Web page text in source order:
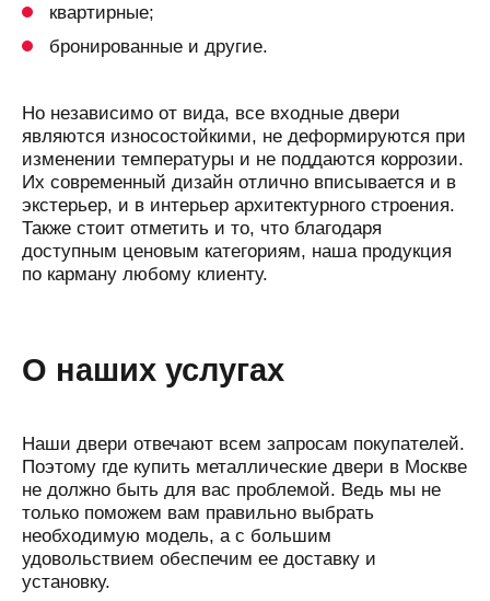
квартирные;
бронированные и другие.
Но независимо от вида, все входные двери
являются износостойкими, не деформируются при
изменении температуры и не поддаются коррозии.
Их современный дизайн отлично вписывается и в
экстерьер, и в интерьер архитектурного строения.
Также стоит отметить и то, что благодаря
доступным ценовым категориям, наша продукция
по карману любому клиенту.
О наших услугах
Наши двери отвечают всем запросам покупателей.
Поэтому где купить металлические двери в Москве
не должно быть для вас проблемой. Ведь мы не
только поможем вам правильно выбрать
необходимую модель, а с большим
удовольствием обеспечим ее доставку и
установку.